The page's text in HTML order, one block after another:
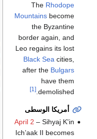
The Rhodope
Mountainsbecome
the Byzantine
border again, and
Leo regains its lost
Black Sea cities,
after the Bulgars
have them
demolished.
[1]
أمريكا الوسطى
April 2 – Sihyaj K'in
Ich’aak II becomes